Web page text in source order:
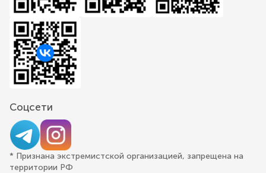
Соцсети
* Признана экстремистской организацией, запрещена на
территории РФ